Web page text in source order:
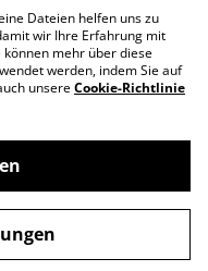
AGB
Richtlinie
by
Dateien helfen uns zu
wir Ihre Erfahrung mit
mehr über diese
werden, indem Sie auf
unsereCookie-Richtlinie